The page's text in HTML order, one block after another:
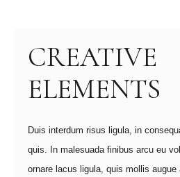
CREATIVE
ELEMENTS
Duis interdum risus ligula, in
quis. In malesuada finibus arcu eu
ornare lacus ligula, quis mollis augue